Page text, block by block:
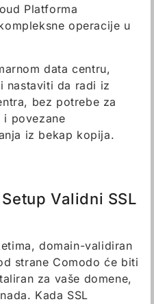
Platforma
operacije u
data centru,
nastaviti da radi iz
bez potrebe za
i povezane
iz bekap kopija.
Validni SSL
domain-validiran
strane Comodo će biti
za vaše domene,
Kada SSL